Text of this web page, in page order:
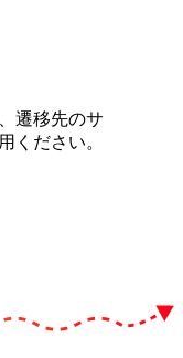
遷移先のサ
ください。